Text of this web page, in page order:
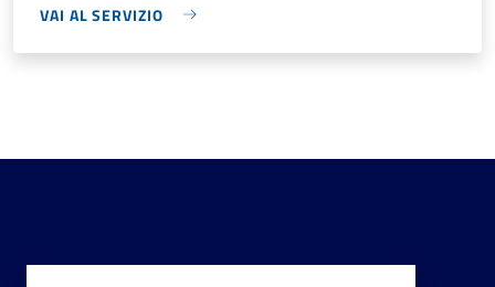
VAI AL SERVIZIO